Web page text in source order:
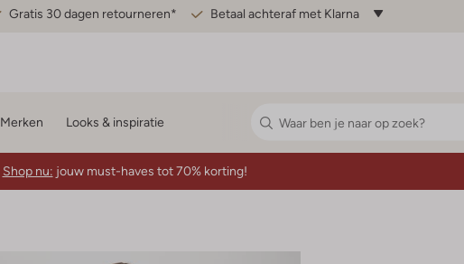
Gratis 30 dagen retourneren* Betaal achteraf met Klarna
Merken Looks & inspiratie
Shop nu: jouw must-haves tot 70% korting!